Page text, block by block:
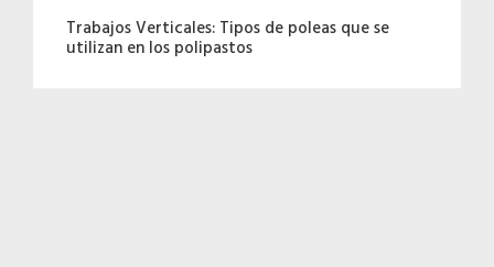
Trabajos Verticales: Tipos de poleas que se
utilizan en los polipastos